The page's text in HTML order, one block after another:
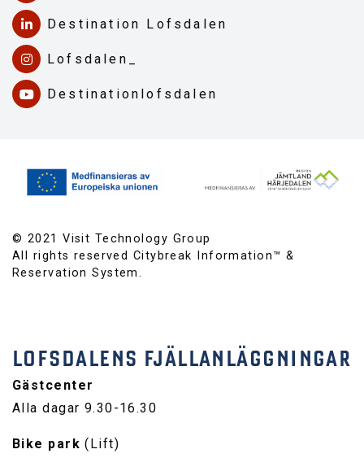
Destination Lofsdalen
Lofsdalen_
Destinationlofsdalen
© 2021 Visit Technology Group
All rights reserved Citybreak Information™ &
Reservation System.
LOFSDALENS FJÄLLANLÄGGNINGAR
Gästcenter
Alla dagar 9.30-16.30
Bike park (Lift)